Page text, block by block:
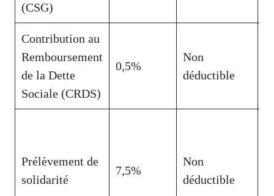
(CSG)
Contribution au
Remboursement
de la Dette
Sociale (CRDS)
0,5%
Non
déductible
Prélèvement de
solidarité
7,5%
Non
déductible